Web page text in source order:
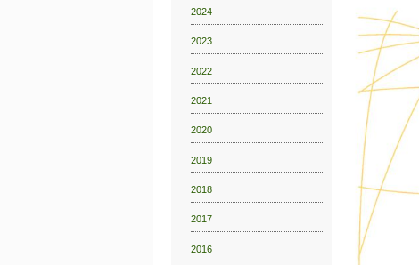
2024
2023
2022
2021
2020
2019
2018
2017
2016